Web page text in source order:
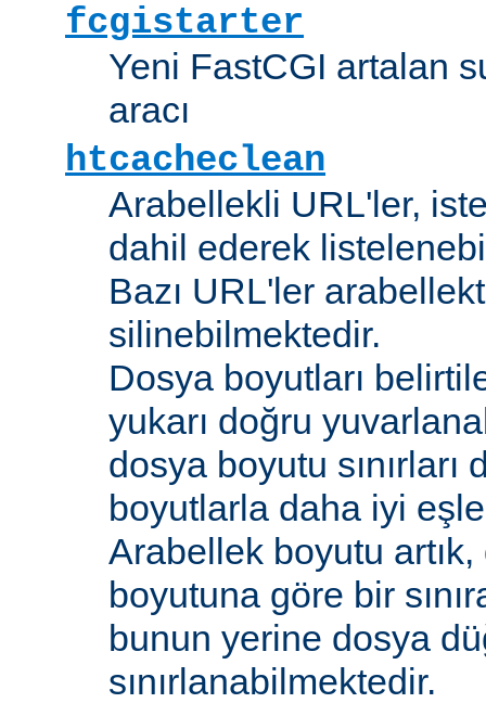
fcgistarter
Yeni FastCGI artalan
aracı
htcacheclean
Arabellekli URL'ler,
dahil ederek
Bazı URL'ler
silinebilmektedir.
Dosya boyutları
yukarı doğru
dosya boyutu sınırları
boyutlarla daha iyi
Arabellek boyutu
boyutuna göre bir
bunun yerine dosya
sınırlanabilmektedir.